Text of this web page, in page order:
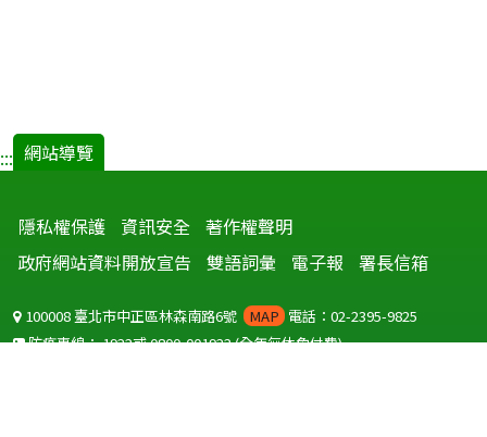
::: 網站導覽
隱私權保護 資訊安全 著作權聲明
政府網站資料開放宣告
雙語詞彙 電子報 署長信箱
100008 臺北市中正區林森南路6號 MAP 電話：02-2395-9825
防疫專線：1922或0800-001922(全年無休免付費)